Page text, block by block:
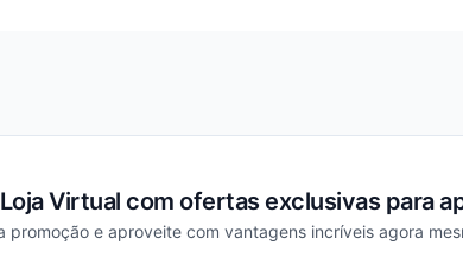
Virtual com ofertas exclusivas para
promoção e aproveite com vantagens incríveis agora